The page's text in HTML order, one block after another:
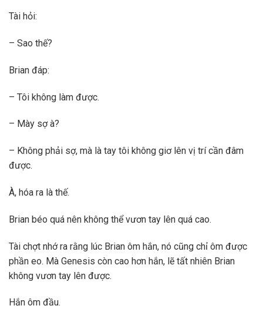
Tài hỏi:
– Sao thế?
Brian đáp:
– Tôi không làm được.
– Mày sợ à?
– Không phải sợ, mà là tay tôi không giơ lên vị trí cần đâm
được.
À, hóa ra là thế.
Brian béo quá nên không thể vươn tay lên quá cao.
Tài chợt nhớ ra rằng lúc Brian ôm hắn, nó cũng chỉ ôm được
phần eo. Mà Genesis còn cao hơn hắn, lẽ tất nhiên Brian
không vươn tay lên được.
Hắn ôm đầu.